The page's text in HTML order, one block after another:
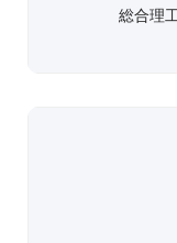
総合理